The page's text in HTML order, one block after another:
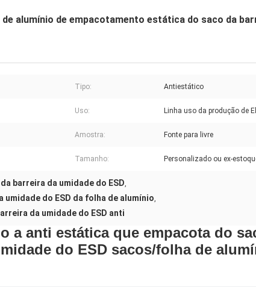
alumínio de empacotamento estática do saco da
Tipo: Antiestático
Uso: Linha uso da produção de
Amostra: Fonte para livre
Tamanho: Personalizado ou ex-
barreira da umidade do ESD,
umidade do ESD da folha de alumínio,
da umidade do ESD anti
a anti estática que empacota do
do ESD sacos/folha de